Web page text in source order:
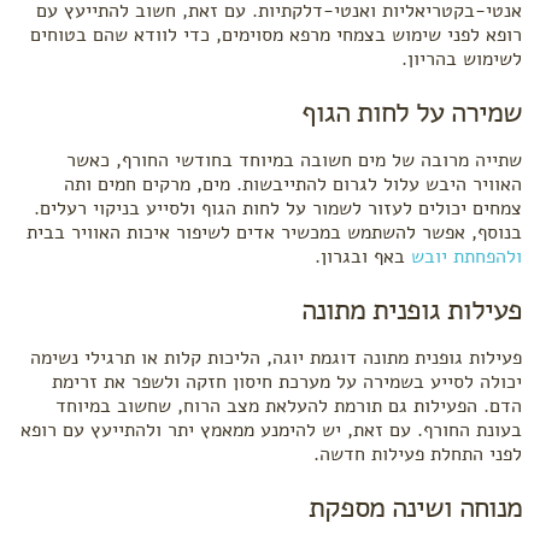
אנטי-בקטריאליות ואנטי-דלקתיות. עם זאת, חשוב להתייעץ עם
רופא לפני שימוש בצמחי מרפא מסוימים, כדי לוודא שהם בטוחים
לשימוש בהריון.
שמירה על לחות הגוף
שתייה מרובה של מים חשובה במיוחד בחודשי החורף, כאשר
האוויר היבש עלול לגרום להתייבשות. מים, מרקים חמים ותה
צמחים יכולים לעזור לשמור על לחות הגוף ולסייע בניקוי רעלים.
בנוסף, אפשר להשתמש במכשיר אדים לשיפור איכות האוויר בבית
ולהפחתת יובש באף ובגרון.
פעילות גופנית מתונה
פעילות גופנית מתונה דוגמת יוגה, הליכות קלות או תרגילי נשימה
יכולה לסייע בשמירה על מערכת חיסון חזקה ולשפר את זרימת
הדם. הפעילות גם תורמת להעלאת מצב הרוח, שחשוב במיוחד
בעונת החורף. עם זאת, יש להימנע ממאמץ יתר ולהתייעץ עם רופא
לפני התחלת פעילות חדשה.
מנוחה ושינה מספקת